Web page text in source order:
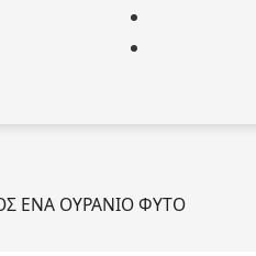
ΕΝΑ ΟΥΡΑΝΙΟ ΦΥΤΟ